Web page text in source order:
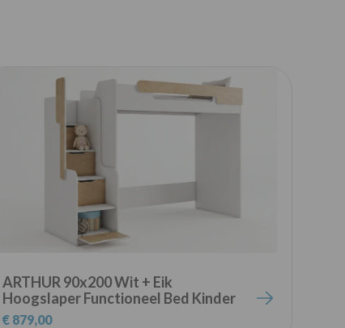
ARTHUR 90x200 Wit + Eik
Hoogslaper Functioneel Bed Kinder
Meubels
€ 879,00